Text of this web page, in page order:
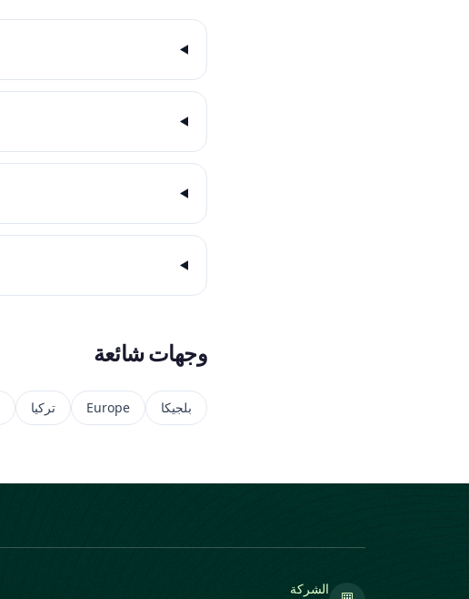
وجهات شائعة
بلجيكا Europe تركيا
الشركة